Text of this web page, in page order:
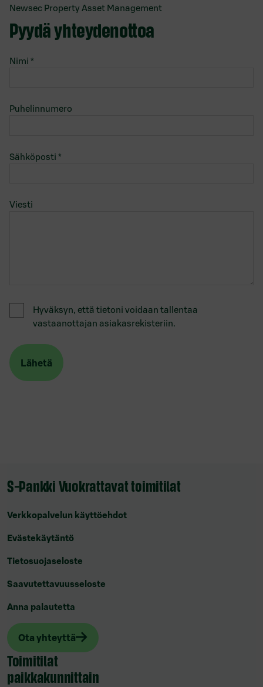
Newsec Property Asset Management
Pyydä yhteydenottoa
Nimi *
Puhelinnumero
Sähköposti *
Viesti
Hyväksyn, että tietoni voidaan tallentaa
vastaanottajan asiakasrekisteriin.
S-Pankki Vuokrattavat toimitilat
Verkkopalvelun käyttöehdot
Evästekäytäntö
Tietosuojaseloste
Saavutettavuusseloste
Anna palautetta
Ota yhteyttä
Toimitilat
paikkakunnittain